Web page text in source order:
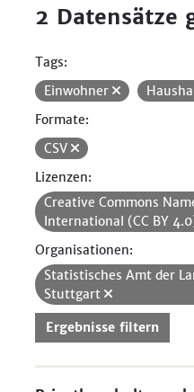
2 Datensätze
Tags:
Einwohner
Formate:
CSV
Lizenzen:
Creative Commons
International (CC BY
Organisationen:
Statistisches Amt der
Stuttgart
Ergebnisse filtern